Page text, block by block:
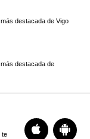
destacada de Vigo
destacada de
te